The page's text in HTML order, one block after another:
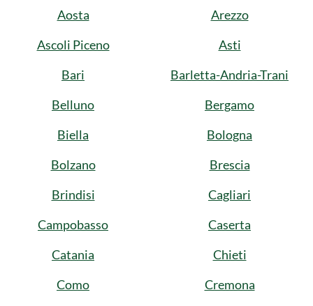
Aosta
Arezzo
Ascoli Piceno
Asti
Bari
Barletta-Andria-Trani
Belluno
Bergamo
Biella
Bologna
Bolzano
Brescia
Brindisi
Cagliari
Campobasso
Caserta
Catania
Chieti
Como
Cremona